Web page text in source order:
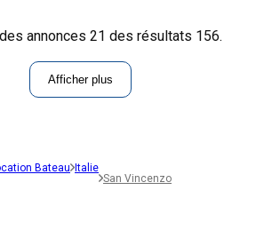
annonces 21 des résultats 156.
Afficher plus
Bateau Italie
San Vincenzo